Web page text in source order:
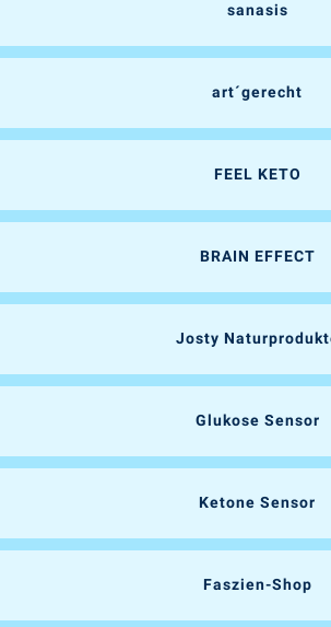
sanasis
art´gerecht
FEEL KETO
BRAIN EFFECT
Josty
Glukose Sensor
Ketone Sensor
Faszien-Shop